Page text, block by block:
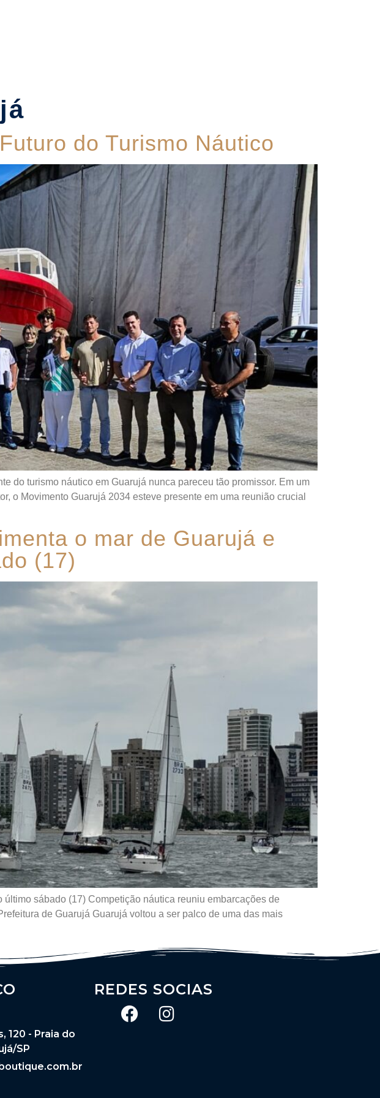
do Turismo Náutico
do turismo náutico em Guarujá nunca pareceu tão promissor. Em um
o Movimento Guarujá 2034 esteve presente em uma reunião crucial
o mar de Guarujá e
(17)
sábado (17) Competição náutica reuniu embarcações de
de Guarujá Guarujá voltou a ser palco de uma das mais
120 - Praia do
SP
REDES SOCIAS